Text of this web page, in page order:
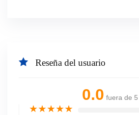
Reseña del usuario
0.0 fuera de 5
★★★★★